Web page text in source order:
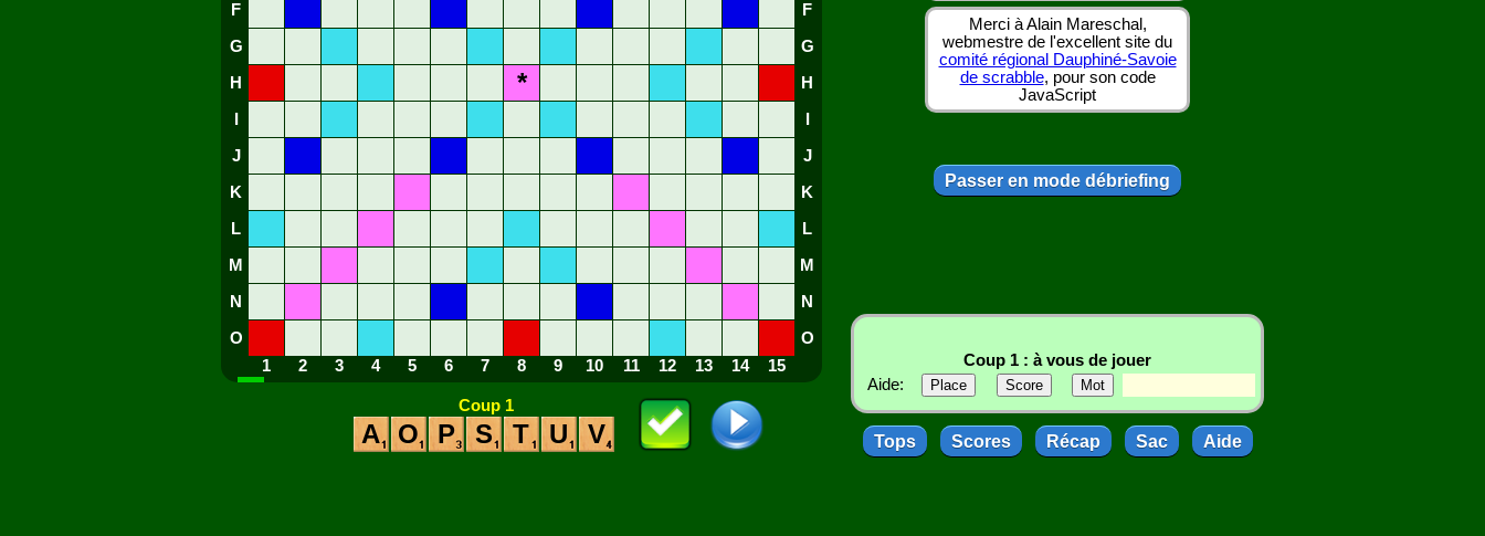
F F
G G
H * H
J J
K K
L L
M M
N N
O
O
1
2 3 4 5 6 7 8 9 10 11 12 13 14 15
Coup 1
A O P S T U V
Merci à Alain Mareschal,
webmestre de l'excellent site du
comité régional Dauphiné-Savoie
de scrabble, pour son code
JavaScript
Passer en mode débriefing
Coup 1 : à vous de jouer
Aide:
Tops Scores Récap Sac Aide